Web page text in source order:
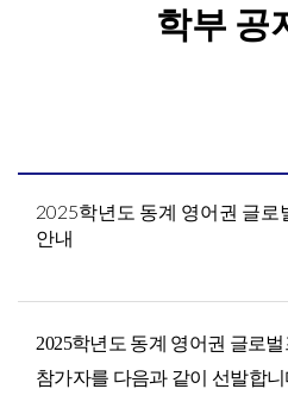
학부 공
2025학년도 동계 영어권 글
안내
2025학년도 동계 영어권 글로
참가자를 다음과 같이 선발합니